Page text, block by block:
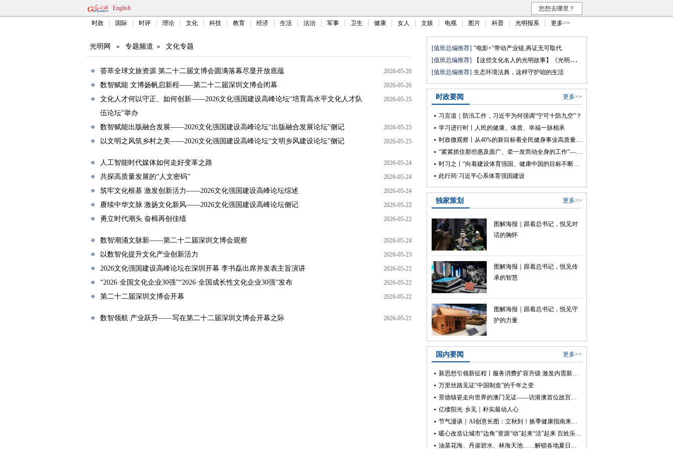
English 您想去哪里？
时政 国际 时评 理论 文化 科技 教育 经济 生活 法治 军事 卫生 健康 女人 文娱 电视 图片 科普 光明报系 更多>>
光明网 » 专题频道 » 文化专题
荟萃全球文旅资源 第二十二届文博会圆满落幕尽显开放底蕴 2026-05-26
数智赋能 文博扬帆启新程——第二十二届深圳文博会闭幕 2026-05-26
文化人才何以守正、如何创新——2026文化强国建设高峰论坛“培育高水平文化人才队
伍论坛”举办
2026-05-25
数智赋能出版融合发展——2026文化强国建设高峰论坛“出版融合发展论坛”侧记 2026-05-25
以文明之风筑乡村之美——2026文化强国建设高峰论坛“文明乡风建设论坛”侧记 2026-05-25
人工智能时代媒体如何走好变革之路 2026-05-24
共探高质量发展的“人文密码” 2026-05-24
筑牢文化根基 激发创新活力——2026文化强国建设高峰论坛综述 2026-05-24
赓续中华文脉 激扬文化新风——2026文化强国建设高峰论坛侧记 2026-05-22
勇立时代潮头 奋楫再创佳绩 2026-05-22
数智潮涌文脉新——第二十二届深圳文博会观察 2026-05-24
以数智化提升文化产业创新活力 2026-05-23
2026文化强国建设高峰论坛在深圳开幕 李书磊出席并发表主旨演讲 2026-05-22
“2026·全国文化企业30强”“2026·全国成长性文化企业30强”发布 2026-05-22
第二十二届深圳文博会开幕 2026-05-22
数智领航 产业跃升——写在第二十二届深圳文博会开幕之际 2026-05-21